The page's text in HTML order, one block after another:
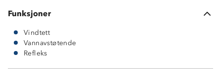
Funksjoner
Vindtett
Vannavstøtende
Refleks